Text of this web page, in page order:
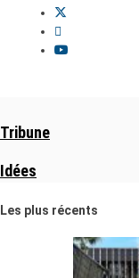
Tribune
Idées
Les plus récents